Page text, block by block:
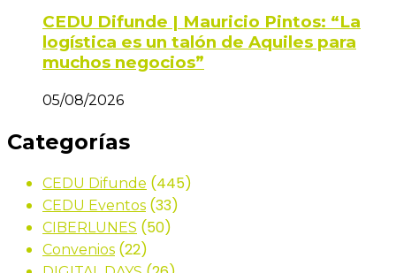
CEDU Difunde | Mauricio Pintos: “La
logística es un talón de Aquiles para
muchos negocios”
05/08/2026
Categorías
CEDU Difunde (445)
CEDU Eventos (33)
CIBERLUNES (50)
Convenios (22)